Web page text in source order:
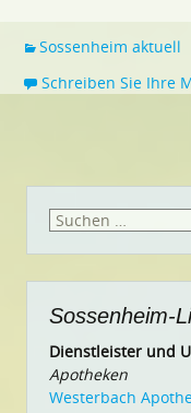
Sossenheim aktuell
Schreiben Sie Ihre
Suchen
Sossenheim-
Dienstleister und
Apotheken
Westerbach